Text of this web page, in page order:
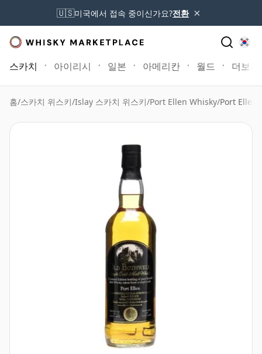
🇺🇸미국에서 접속 중이신가요?전환 ×
스카치 아이리시 일본 아메리칸 월드 더보기
홈/스카치 위스키/Islay 스카치 위스키/Port Ellen Whisky/Port Ellen